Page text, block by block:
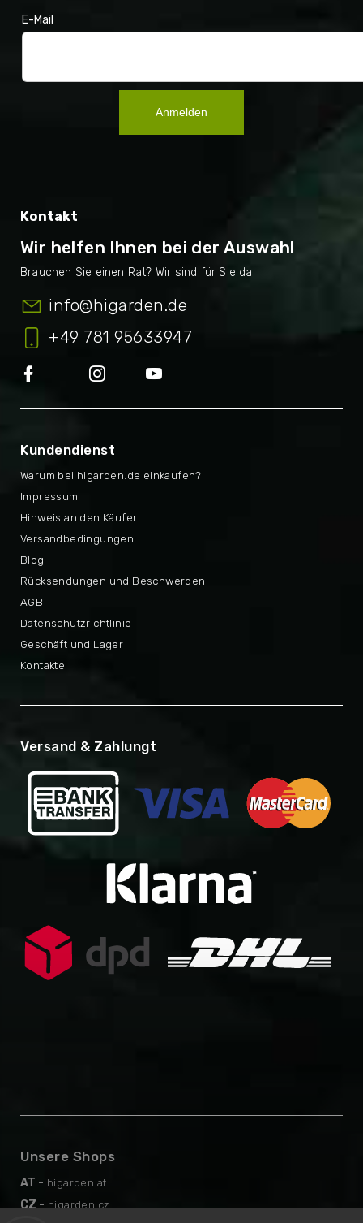
E-Mail
Anmelden
Kontakt
Wir helfen Ihnen bei der Auswahl
info@higarden.de
+49 781 95633947
Kundendienst
Warum bei higarden.de einkaufen?
Rücksendungen und Beschwerden
Impressum
AGB
Hinweis an den Käufer
Datenschutzrichtlinie
Versandbedingungen
Geschäft und Lager
Blog
Kontakte
Versand & Zahlungt
Unsere Shops
AT - higarden.at
CZ - higarden.cz